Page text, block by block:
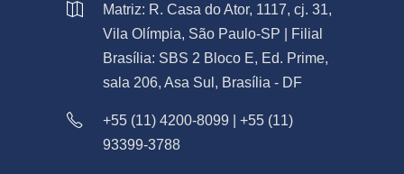
Matriz: R. Casa do Ator, 1117, cj. 31,
Vila Olímpia, São Paulo-SP | Filial
Brasília: SBS 2 Bloco E, Ed. Prime,
sala 206, Asa Sul, Brasília - DF
+55 (11) 4200-8099 | +55 (11)
93399-3788